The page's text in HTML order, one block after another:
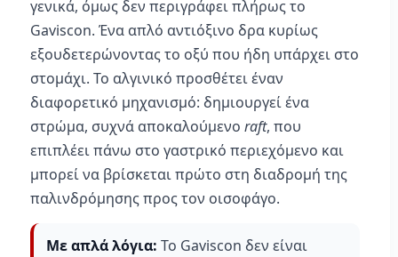
γενικά, όμως δεν περιγράφει πλήρως το
Gaviscon. Ένα απλό αντιόξινο δρα κυρίως
εξουδετερώνοντας το οξύ που ήδη υπάρχει στο
στομάχι. Το αλγινικό προσθέτει έναν
διαφορετικό μηχανισμό: δημιουργεί ένα
στρώμα, συχνά αποκαλούμενο raft, που
επιπλέει πάνω στο γαστρικό περιεχόμενο και
μπορεί να βρίσκεται πρώτο στη διαδρομή της
παλινδρόμησης προς τον οισοφάγο.
Με απλά λόγια: Το Gaviscon δεν είναι